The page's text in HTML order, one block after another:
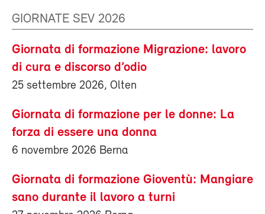
GIORNATE SEV 2026
Giornata di formazione Migrazione: lavoro
di cura e discorso d’odio
25 settembre 2026, Olten
Giornata di formazione per le donne: La
forza di essere una donna
6 novembre 2026 Berna
Giornata di formazione Gioventù: Mangiare
sano durante il lavoro a turni